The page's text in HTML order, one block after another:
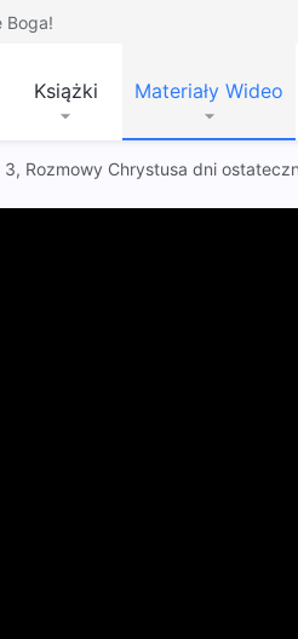
Boga!
Książki Materiały Wideo
3, Rozmowy Chrystusa dni